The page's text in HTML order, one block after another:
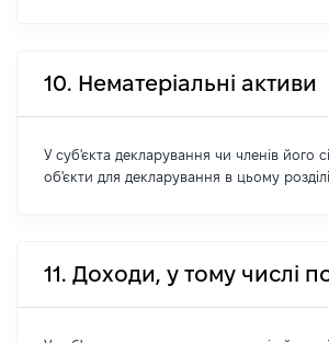
10. Нематеріальні активи
У суб'єкта декларування чи членів його
об'єкти для декларування в цьому
11. Доходи, у тому числі